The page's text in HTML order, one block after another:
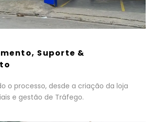
Suporte &
o processo, desde a criação da loja
e gestão de Tráfego.